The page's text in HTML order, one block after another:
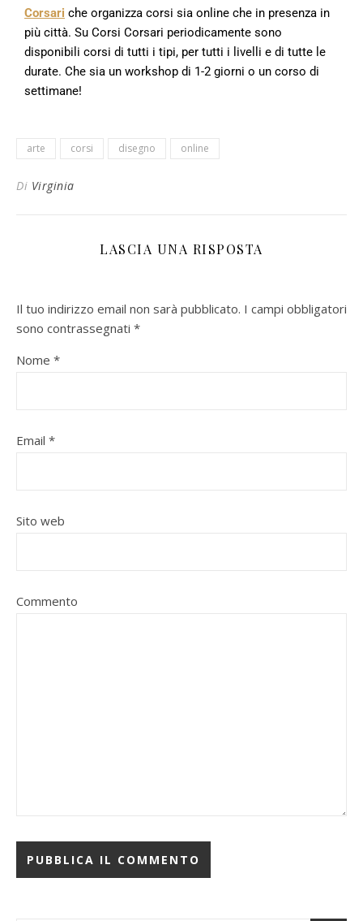
Corsari che organizza corsi sia online che in presenza in
più città. Su Corsi Corsari periodicamente sono
disponibili corsi di tutti i tipi, per tutti i livelli e di tutte le
durate. Che sia un workshop di 1-2 giorni o un corso di
settimane!
arte corsi disegno online
Di Virginia
LASCIA UNA RISPOSTA
Il tuo indirizzo email non sarà pubblicato. I campi obbligatori
sono contrassegnati *
Nome *
Email *
Sito web
Commento